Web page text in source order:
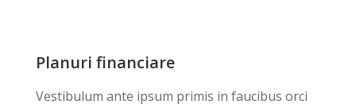
Planuri financiare
Vestibulum ante ipsum primis in faucibus orci